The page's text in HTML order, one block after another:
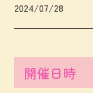
2024/07/28
開催日時